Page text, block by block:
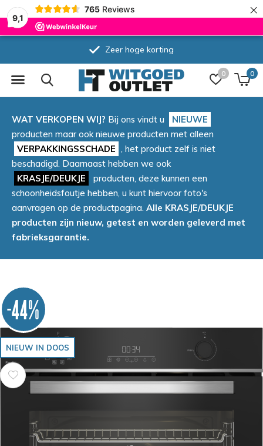
9,1
765 Reviews ×
0 0
Zeer hoge korting
WAT VERKOPEN WIJ? Bij ons vindt u
NIEUWE
producten maar ook nieuwe producten met alleen
VERPAKKINGSSCHADE , het product zelf is niet
beschadigd. Daarnaast hebben we ook
KRASJE/DEUKJE
producten, deze kunnen een
schoonheidsfoutje hebben, u kunt hiervoor foto's
aanvragen op de productpagina. Alle KRASJE/DEUKJE
producten zijn nieuw, getest en worden geleverd met
fabrieksgarantie.
-44%
NIEUW IN DOOS